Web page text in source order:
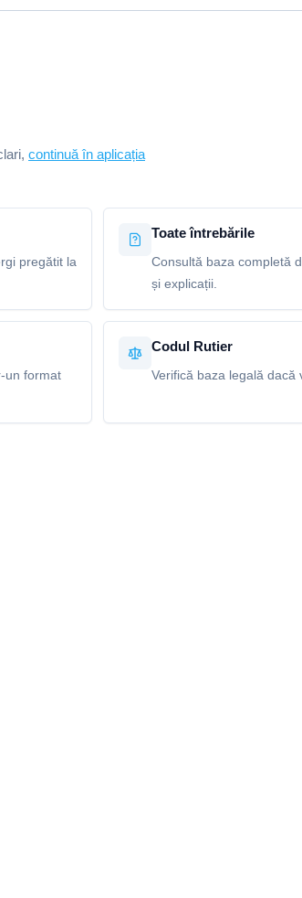
continuă în aplicația
pregătit la
Toate întrebările
Consultă baza completă
și explicații.
un format
Codul Rutier
Verifică baza legală dacă